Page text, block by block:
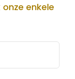
enkele